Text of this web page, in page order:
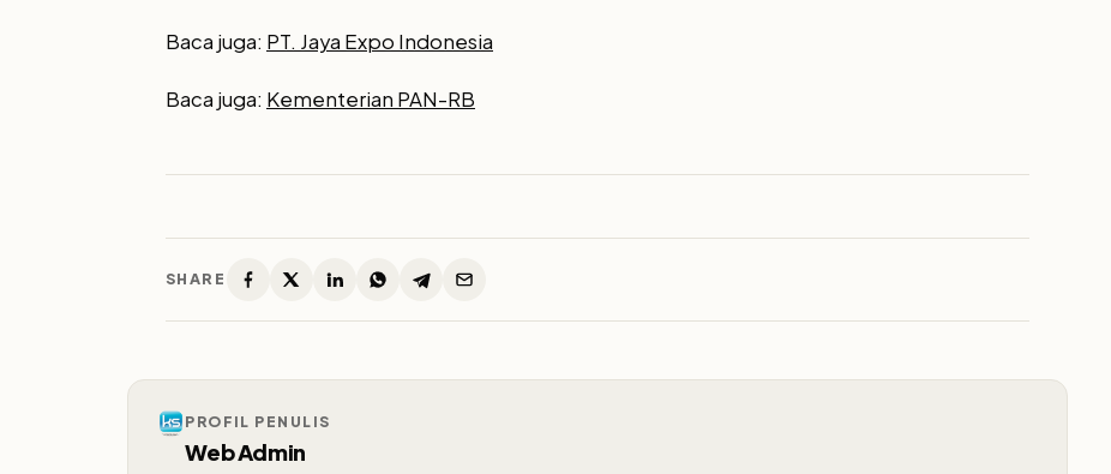
Baca juga: PT. Jaya Expo Indonesia
Baca juga: Kementerian PAN-RB
SHARE
PROFIL PENULIS
Web Admin